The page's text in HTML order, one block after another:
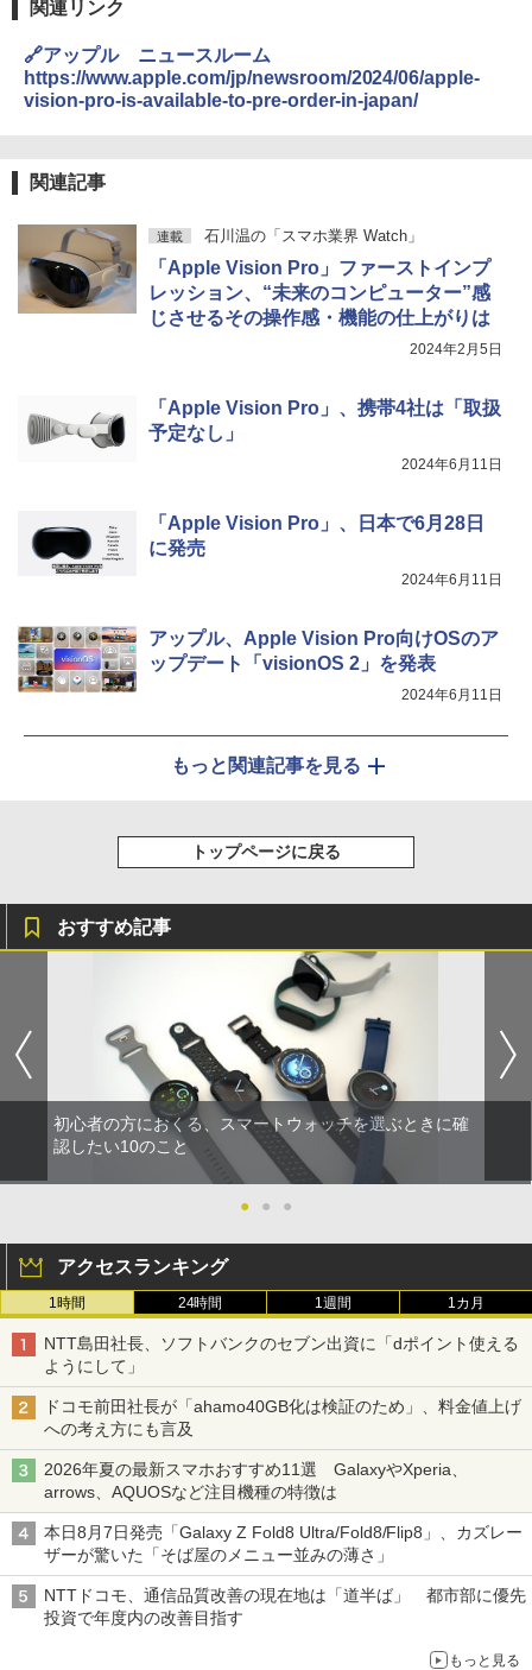
関連リンク
🔗アップル ニュースルーム
https://www.apple.com/jp/newsroom/2024/06/apple-
vision-pro-is-available-to-pre-order-in-japan/
関連記事
連載 石川温の「スマホ業界 Watch」
「Apple Vision Pro」ファーストインプ
レッション、“未来のコンピューター”感
じさせるその操作感・機能の仕上がりは
2024年2月5日
「Apple Vision Pro」、携帯4社は「取扱
予定なし」
2024年6月11日
「Apple Vision Pro」、日本で6月28日
に発売
2024年6月11日
アップル、Apple Vision Pro向けOSのア
ップデート「visionOS 2」を発表
2024年6月11日
もっと関連記事を見る
トップページに戻る
おすすめ記事
初心者の方におくる、スマートウォッチを選ぶときに確
認したい10のこと
● ● ●
アクセスランキング
1時間 24時間 1週間 1カ月
NTT島田社長、ソフトバンクのセブン出資に「dポイント使える
ようにして」
ドコモ前田社長が「ahamo40GB化は検証のため」、料金値上げ
への考え方にも言及
2026年夏の最新スマホおすすめ11選 GalaxyやXperia、
arrows、AQUOSなど注目機種の特徴は
本日8月7日発売「Galaxy Z Fold8 Ultra/Fold8/Flip8」、カズレー
ザーが驚いた「そば屋のメニュー並みの薄さ」
NTTドコモ、通信品質改善の現在地は「道半ば」 都市部に優先
投資で年度内の改善目指す
もっと見る